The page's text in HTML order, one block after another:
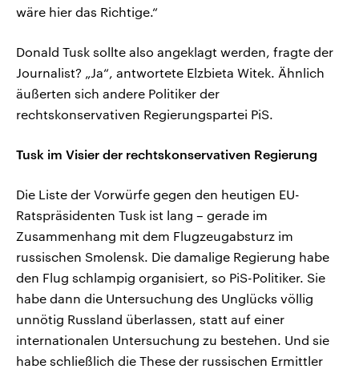
wäre hier das Richtige.“
Donald Tusk sollte also angeklagt werden, fragte der
Journalist? „Ja“, antwortete Elzbieta Witek. Ähnlich
äußerten sich andere Politiker der
rechtskonservativen Regierungspartei PiS.
Tusk im Visier der rechtskonservativen Regierung
Die Liste der Vorwürfe gegen den heutigen EU-
Ratspräsidenten Tusk ist lang – gerade im
Zusammenhang mit dem Flugzeugabsturz im
russischen Smolensk. Die damalige Regierung habe
den Flug schlampig organisiert, so PiS-Politiker. Sie
habe dann die Untersuchung des Unglücks völlig
unnötig Russland überlassen, statt auf einer
internationalen Untersuchung zu bestehen. Und sie
habe schließlich die These der russischen Ermittler